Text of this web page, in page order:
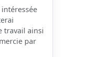
travail ainsi
par